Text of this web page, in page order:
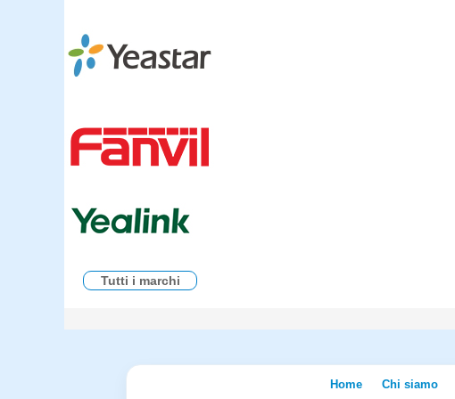
Tutti i marchi
Home Chi siamo